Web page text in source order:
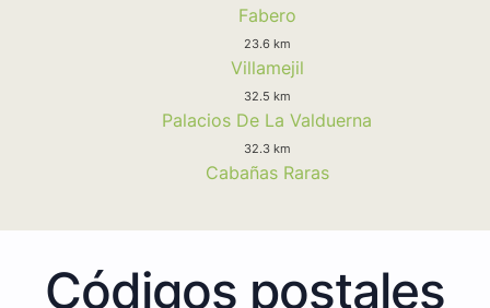
Fabero
23.6 km
Villamejil
32.5 km
Palacios De La Valduerna
32.3 km
Cabañas Raras
Códigos postales